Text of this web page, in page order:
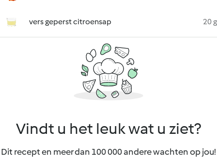
vers geperst citroensap 20 g
Vindt u het leuk wat u ziet?
Dit recept en meer dan 100 000 andere wachten op jou!